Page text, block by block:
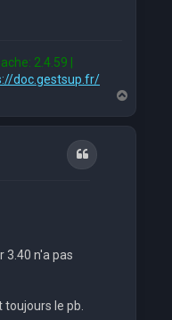
2.4.59 |
doc.gestsup.fr/
a
Citation
3.40 n'a pas
le pb.